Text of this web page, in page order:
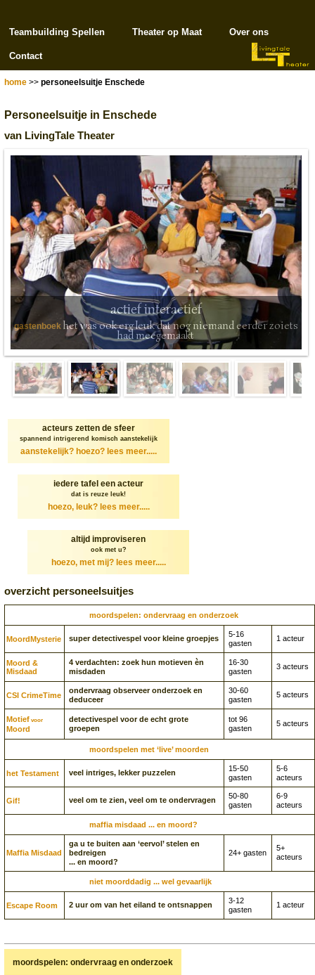
Teambuilding Spellen Theater op Maat Over ons
Contact
home >> personeelsuitje Enschede
Personeelsuitje in Enschede
van LivingTale Theater
actief interactief
gastenboekhet was ook erg leuk dat nog niemand eerder zoiets
had meegemaakt
acteurs zetten de sfeer
spannend intrigerend komisch aanstekelijk
aanstekelijk? hoezo? lees meer.....
iedere tafel een acteur
dat is reuze leuk!
hoezo, leuk? lees meer.....
altijd improviseren
ook met u?
hoezo, met mij? lees meer.....
overzicht personeelsuitjes
moordspelen: ondervraag en onderzoek
Moord­Mysterie super detectivespel voor kleine groepjes
5-16
gasten
1 acteur
Moord &
Misdaad
4 verdachten: zoek hun motieven èn
misdaden
16-30
gasten
3 acteurs
CSI CrimeTime
ondervraag observeer onderzoek en
deduceer
30-60
gasten
5 acteurs
Motief voor
Moord
detectivespel voor de echt grote
groepen
tot 96
gasten
5 acteurs
moordspelen met ‘live’ moorden
het Testament veel intriges, lekker puzzelen
15-50
gasten
5-6
acteurs
Gif! veel om te zien, veel om te ondervragen
50-80
gasten
6-9
acteurs
maffia misdaad ... en moord?
Maffia Misdaad
ga u te buiten aan ‘eervol’ stelen en
bedreigen
... en moord?
24+ gasten
5+
acteurs
niet moorddadig ... wel gevaarlijk
Escape Room 2 uur om van het eiland te ontsnappen
3-12
gasten
1 acteur
moordspelen: ondervraag en onderzoek